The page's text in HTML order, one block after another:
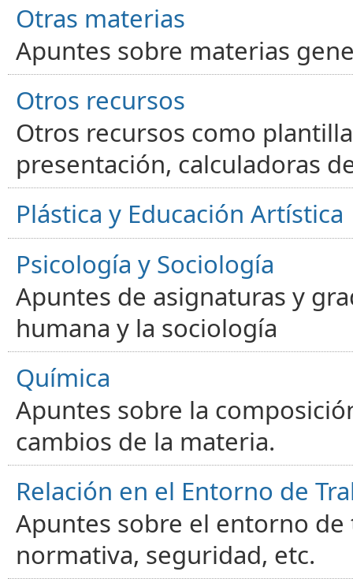
Otras materias
Apuntes sobre materias
Otros recursos
Otros recursos como
presentación, calculadoras
Plástica y Educación Artística
Psicología y Sociología
Apuntes de asignaturas y
humana y la sociología
Química
Apuntes sobre la
cambios de la materia.
Relación en el Entorno de
Apuntes sobre el entorno
normativa, seguridad, etc.